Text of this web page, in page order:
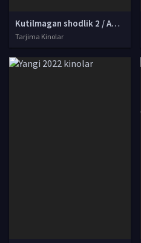
Kutilmagan shodlik 2 / Aqlsiz to'y 2 / To'y mojarosi 2 Uzbek tilida O'zbekcha 2018 tarjima kino Full HD skachat
Tarjima Kinolar